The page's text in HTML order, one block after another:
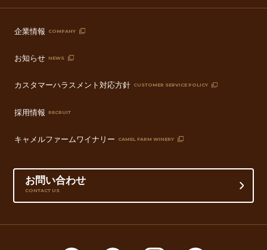
企業情報 COMPANY
お知らせ NEWS
カスタマーハラスメント対応方針 CUSTOMER SERVICE POLICY
採用情報 RECRUIT
キャメルファームワイナリー CAMEL FARM WINERY
お問い合わせ
CONTACT US